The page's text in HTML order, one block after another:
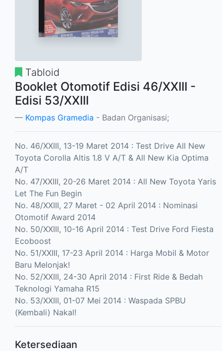
Tabloid
Booklet Otomotif Edisi 46/XXIII -
Edisi 53/XXIII
Kompas Gramedia - Badan Organisasi;
No. 46/XXIII, 13-19 Maret 2014 : Test Drive All New
Toyota Corolla Altis 1.8 V A/T & All New Kia Optima
A/T
No. 47/XXIII, 20-26 Maret 2014 : All New Toyota Yaris
Let The Fun Begin
No. 48/XXIII, 27 Maret - 02 April 2014 : Nominasi
Otomotif Award 2014
No. 50/XXIII, 10-16 April 2014 : Test Drive Ford Fiesta
Ecoboost
No. 51/XXIII, 17-23 April 2014 : Harga Mobil & Motor
Baru Melonjak!
No. 52/XXIII, 24-30 April 2014 : First Ride & Bedah
Teknologi Yamaha R15
No. 53/XXIII, 01-07 Mei 2014 : Waspada SPBU
(Kembali) Nakal!
Ketersediaan